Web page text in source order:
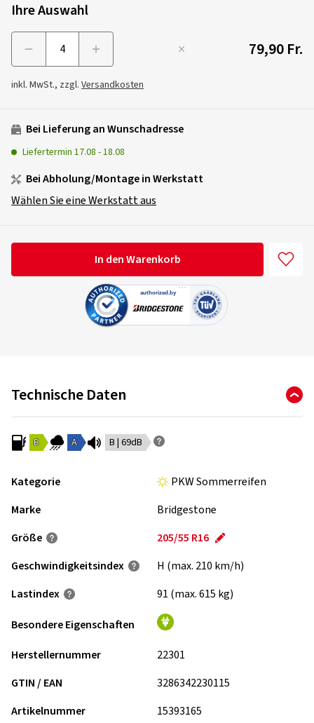
Ihre Auswahl
79,90 Fr.
inkl. MwSt., zzgl. Versandkosten
Bei Lieferung an Wunschadresse
Liefertermin 17.08 -18.08
Bei Abholung/Montage in Werkstatt
Wählen Sie eine Werkstatt aus
In den Warenkorb
Technische Daten
B A B | 69dB
Kategorie
PKW Sommerreifen
Marke
Bridgestone
Größe
205/55 R16
Geschwindigkeits­index
H (max. 210 km/h)
Lastindex
91 (max. 615 kg)
Besondere Eigenschaften
Herstellernummer
22301
GTIN / EAN
3286342230115
Artikelnummer
15393165